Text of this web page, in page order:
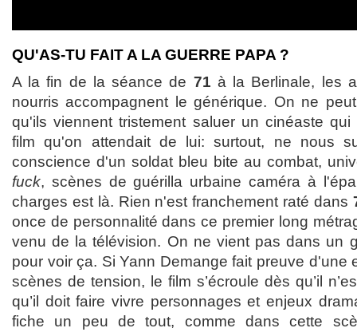
QU'AS-TU FAIT A LA GUERRE PAPA ?
A la fin de la séance de 71 à la Berlinale, les
nourris accompagnent le générique. On ne
qu'ils viennent tristement saluer un cinéaste
film qu'on attendait de lui: surtout, ne nous
conscience d'un soldat bleu bite au combat,
fuck, scènes de guérilla urbaine caméra à
charges est là. Rien n'est franchement raté dans
once de personnalité dans ce premier long
venu de la télévision. On ne vient pas dans un
pour voir ça. Si Yann Demange fait preuve d'une
scènes de tension, le film s’écroule dès qu’il
qu’il doit faire vivre personnages et enjeux
fiche un peu de tout, comme dans cette